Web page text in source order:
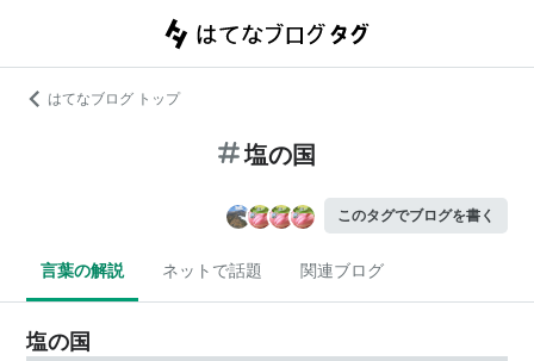
はてなブログ トップ
塩の国
このタグでブログを書く
言葉の解説 ネットで話題 関連ブログ
塩の国